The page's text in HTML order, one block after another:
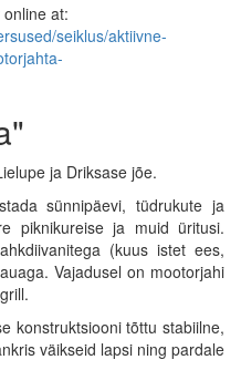
at:
seiklus/aktiivne-
ja Driksase jõe.
sünnipäevi, tüdrukute ja
piknikureise ja muid üritusi.
(kuus istet ees,
Vajadusel on mootorjahi
konstruktsiooni tõttu stabiilne,
väikseid lapsi ning pardale